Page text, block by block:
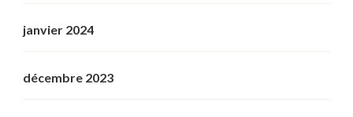
janvier 2024
décembre 2023